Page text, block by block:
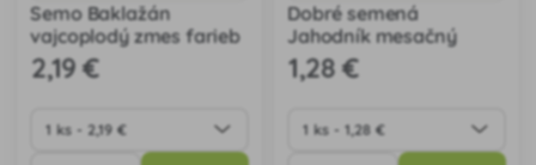
Semo Baklažán
vajcoplodý zmes farieb
30s
2,19 €
Dobré semená
Jahodník mesačný
zmes 0,15g
1,28 €